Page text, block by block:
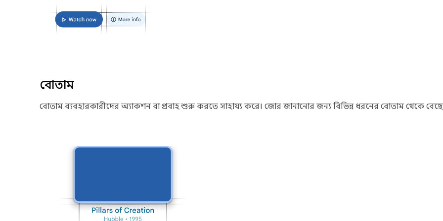
বোতাম
বোতাম ব্যবহারকারীদের অ্যাকশন বা প্রবাহ শুরু করতে সাহায্য করে। জোর জানানোর জন্য বিভিন্ন ধরনের বোতাম থেকে বেছে